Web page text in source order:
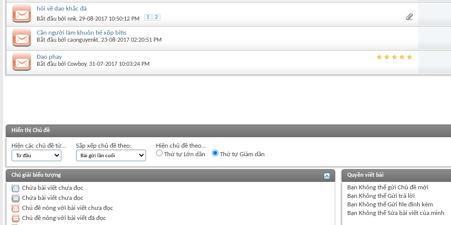
hỏi về dao khắc đá
Bắt đầu bởi nnk‎, 29-08-2017 10:50:12 PM 1 2
Cần người làm khuôn bế xốp bitis
Bắt đầu bởi caonguyenkt‎, 23-08-2017 02:20:51 PM
Dao phay
Bắt đầu bởi Cowboy‎, 31-07-2017 10:03:24 PM
Hiển thị Chủ đề
Hiện các chủ đề từ... Sắp xếp chủ đề theo:
Hiện chủ đề theo...
Thứ tự Lớn dần
Thứ tự Giảm dần
Chú giải biểu tượng
Chứa bài viết chưa đọc
Chứa bài viết chưa đọc
Chủ đề nóng với bài viết chưa đọc
Chủ đề nóng với bài viết đã đọc
Quyền viết bài
Bạn Không thểgửi Chủ đề mới
Bạn Không thểGửi trả lời
Bạn Không thểGửi file đính kèm
Bạn Không thểSửa bài viết của mình